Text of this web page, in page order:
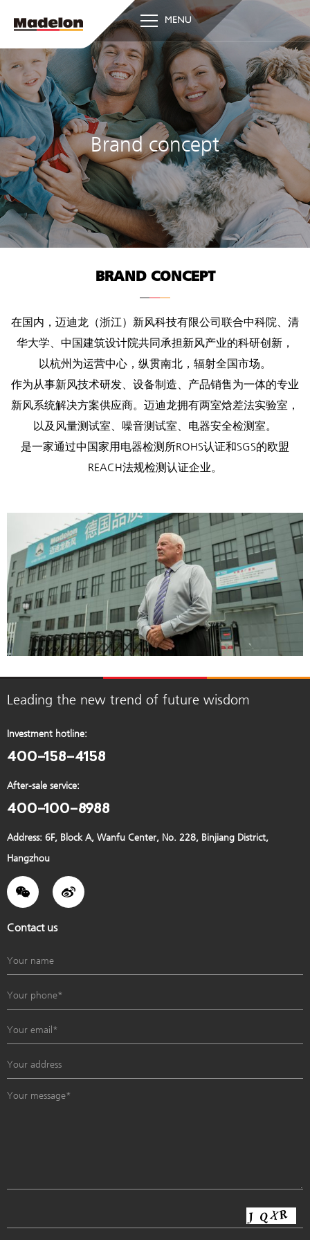
MENU
Brand concept
BRAND CONCEPT
在国内，迈迪龙（浙江）新风科技有限公司联合中科院、清
华大学、中国建筑设计院共同承担新风产业的科研创新，
以杭州为运营中心，纵贯南北，辐射全国市场。
作为从事新风技术研发、设备制造、产品销售为一体的专业
新风系统解决方案供应商。迈迪龙拥有两室焓差法实验室，
以及风量测试室、噪音测试室、电器安全检测室。
是一家通过中国家用电器检测所ROHS认证和SGS的欧盟
REACH法规检测认证企业。
Leading the new trend of future wisdom
Investment hotline:
400-158-4158
After-sale service:
400-100-8988
Address: 6F, Block A, Wanfu Center, No. 228, Binjiang District,
Hangzhou
Contact us